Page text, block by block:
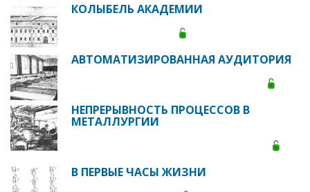
КОЛЫБЕЛЬ АКАДЕМИИ
АВТОМАТИЗИРОВАННАЯ АУДИТОРИЯ
НЕПРЕРЫВНОСТЬ ПРОЦЕССОВ В
МЕТАЛЛУРГИИ
В ПЕРВЫЕ ЧАСЫ ЖИЗНИ